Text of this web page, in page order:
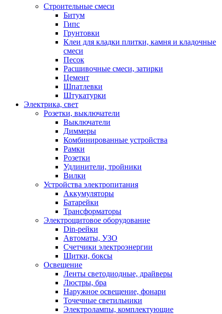
Строительные смеси
Битум
Гипс
Грунтовки
Клеи для кладки плитки, камня и кладочные
смеси
Песок
Расшивочные смеси, затирки
Цемент
Шпатлевки
Штукатурки
Электрика, свет
Розетки, выключатели
Выключатели
Диммеры
Комбинированные устройства
Рамки
Розетки
Удлинители, тройники
Вилки
Устройства электропитания
Аккумуляторы
Батарейки
Трансформаторы
Электрощитовое оборудование
Din-рейки
Автоматы, УЗО
Счетчики электроэнергии
Щитки, боксы
Освещение
Ленты светодиодные, драйверы
Люстры, бра
Наружное освещение, фонари
Точечные светильники
Электролампы, комплектующие